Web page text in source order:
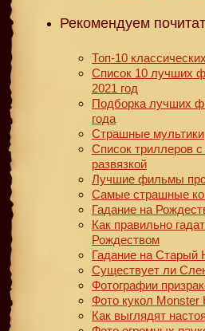
Рекомендуем
Топ-10
Список 10 лучших
2021 год
Подборка лучших
года
Страшные мультики
Список триллеров
развязкой
Лучшие фильмы
Самые страшные
Гадание на
Как правильно
Рождеством
Гадание на Старый
Существует ли
Фотографии
Фото кукол Monster
Как выглядят